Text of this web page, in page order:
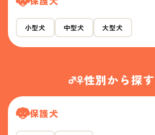
小型犬 中型犬 大型犬
性別から探す
保護犬